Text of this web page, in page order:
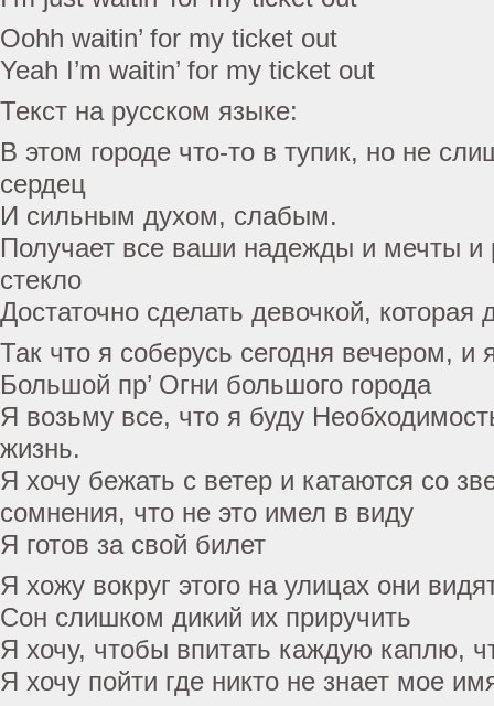
Oohh waitin’ for my ticket out
Yeah I’m waitin’ for my ticket out
Текст на русском языке:
В этом городе что-то в тупик, но не
сердец
И сильным духом, слабым.
Получает все ваши надежды и мечты и
стекло
Достаточно сделать девочкой, которая
Так что я соберусь сегодня вечером, и
Большой пр’ Огни большого города
Я возьму все, что я буду
жизнь.
Я хочу бежать с ветер и катаются со
сомнения, что не это имел в виду
Я готов за свой билет
Я хожу вокруг этого на улицах они
Сон слишком дикий их приручить
Я хочу, чтобы впитать каждую каплю,
Я хочу пойти где никто не знает мое